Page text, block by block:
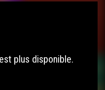
plus disponible.